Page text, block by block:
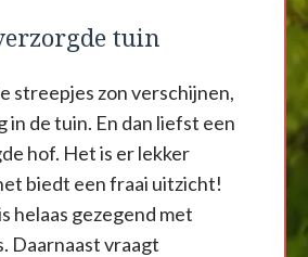
tuin
streepjes zon verschijnen,
in de tuin. En dan liefst een
hof. Het is er lekker
biedt een fraai uitzicht!
helaas gezegend met
Daarnaast vraagt